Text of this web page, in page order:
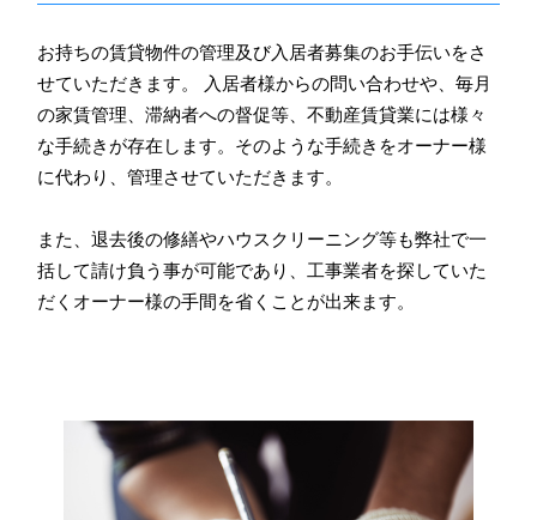
お持ちの賃貸物件の管理及び入居者募集のお手伝いをさ
せていただきます。 入居者様からの問い合わせや、毎月
の家賃管理、滞納者への督促等、不動産賃貸業には様々
な手続きが存在します。そのような手続きをオーナー様
に代わり、管理させていただきます。
また、退去後の修繕やハウスクリーニング等も弊社で一
括して請け負う事が可能であり、工事業者を探していた
だくオーナー様の手間を省くことが出来ます。